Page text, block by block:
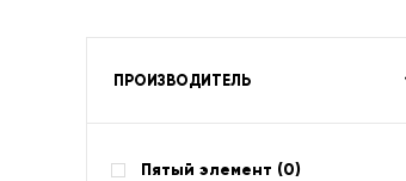
ПРОИЗВОДИТЕЛЬ
Пятый элемент (0)